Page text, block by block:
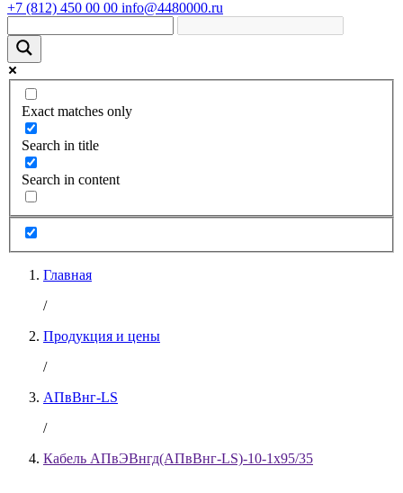
+7 (812) 450 00 00 info@4480000.ru
Exact matches only
Search in title
Search in content
Главная
/
Продукция и цены
/
АПвВнг-LS
/
Кабель АПвЭВнгд(АПвВнг-LS)-10-1х95/35